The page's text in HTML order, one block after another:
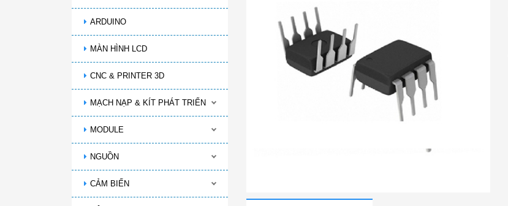
ARDUINO
MÀN HÌNH LCD
CNC & PRINTER 3D
MẠCH NẠP & KÍT PHÁT TRIỂN
MODULE
NGUỒN
CẢM BIẾN